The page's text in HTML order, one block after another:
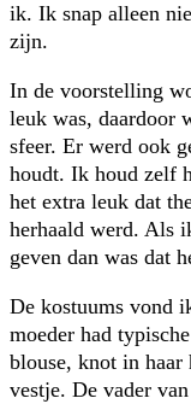
ik. Ik snap alleen
zijn.
In de voorstelling
leuk was, daardoor
sfeer. Er werd ook
houdt. Ik houd zelf
het extra leuk dat
herhaald werd. Als
geven dan was dat
De kostuums vond
moeder had
blouse, knot in haar
vestje. De vader